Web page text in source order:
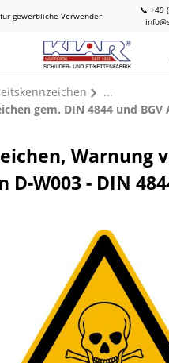
gewerbliche Verwender.
📞 +49
gem. DIN 4844 und BGV
Warnung
D-W003 - DIN